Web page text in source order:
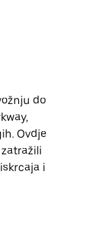
do
Ovdje
i